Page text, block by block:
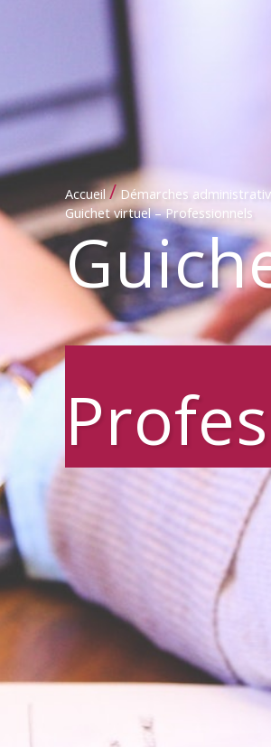
Accueil / Démarches
Guichet virtuel – Professionnels